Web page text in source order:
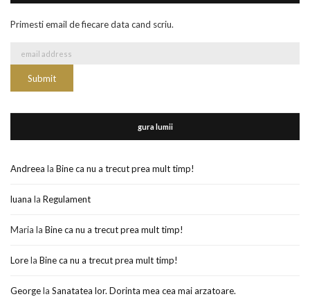
Primesti email de fiecare data cand scriu.
gura lumii
Andreea la Bine ca nu a trecut prea mult timp!
luana la Regulament
Maria la Bine ca nu a trecut prea mult timp!
Lorela Bine ca nu a trecut prea mult timp!
Georgela Sanatatea lor. Dorinta mea cea mai arzatoare.